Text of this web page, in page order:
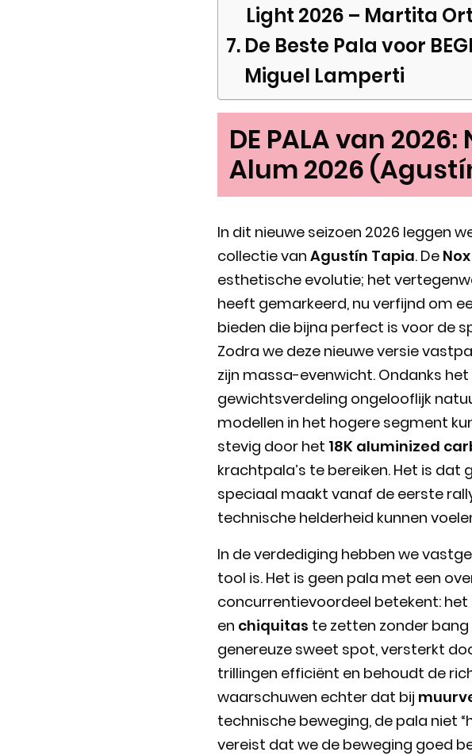
Light 2026 – Martita
De Beste Pala voor
Miguel Lamperti
DE PALA van
Alum 2026
In dit nieuwe seizoen 2026 leggen
collectie van Agustín Tapia. De
esthetische evolutie; het
heeft gemarkeerd, nu verfijnd om
bieden die bijna perfect is voor de
Zodra we deze nieuwe versie
zijn massa-evenwicht. Ondanks
gewichtsverdeling ongelooflijk
modellen in het hogere segment
stevig door het 18K aluminized
krachtpala’s te bereiken. Het is
speciaal maakt vanaf de eerste
technische helderheid kunnen
In de verdediging hebben we
tool is. Het is geen pala met een
concurrentievoordeel betekent:
en chiquitas te zetten zonder
genereuze sweet spot, versterkt
trillingen efficiënt en behoudt de
waarschuwen echter dat bij
technische beweging, de pala niet
vereist dat we de beweging goed